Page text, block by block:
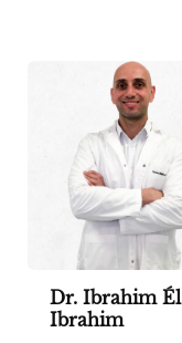
Dr. Ibrahim Él
Ibrahim